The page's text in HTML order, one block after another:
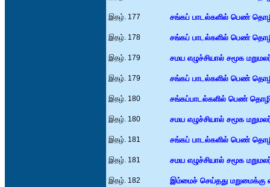
இதழ். 177 சங்கப் பாடல்களில் பெண்
இதழ். 178 சங்கப் பாடல்களில் பெண்
இதழ். 179 சமய எழுச்சியால் சமூக
இதழ். 179 சங்கப் பாடல்களில் பெண்
இதழ். 180 சங்கப்பாடல்களில் பெண்
இதழ். 180 சமய எழுச்சியால் சமூக
இதழ். 181 சங்கப் பாடல்களில் பெண்
இதழ். 181 சமய எழுச்சியால் சமூக
இதழ். 182 இம்மைச் செய்தது மறுமைக்கு